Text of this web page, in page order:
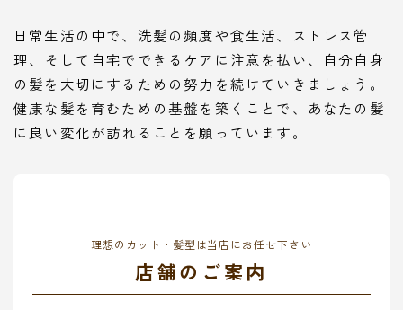
日常生活の中で、洗髪の頻度や食生活、ストレス管
理、そして自宅でできるケアに注意を払い、自分自身
の髪を大切にするための努力を続けていきましょう。
健康な髪を育むための基盤を築くことで、あなたの髪
に良い変化が訪れることを願っています。
理想のカット・髪型は当店にお任せ下さい
店舗のご案内